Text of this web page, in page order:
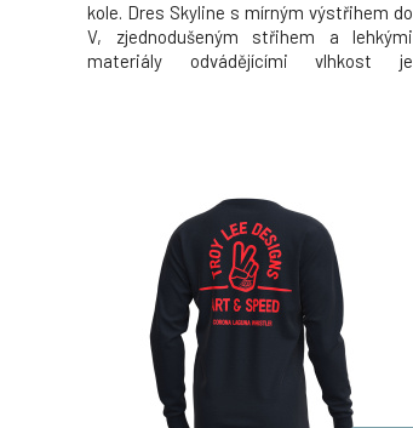
kole. Dres Skyline s mírným výstřihem do
V, zjednodušeným střihem a lehkými
materiály odvádějícími vlhkost je